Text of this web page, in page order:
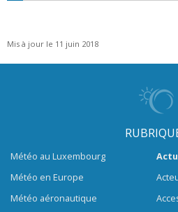
Mis à jour le 11 juin 2018
Météo au Luxembourg
Météo en Europe
Météo aéronautique